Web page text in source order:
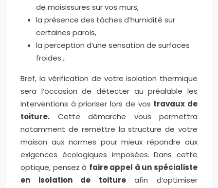
de moisissures sur vos murs,
la présence des tâches d’humidité sur
certaines parois,
la perception d’une sensation de surfaces
froides…
Bref, la vérification de votre isolation thermique
sera l’occasion de détecter au préalable les
interventions à prioriser lors de vos travaux de
toiture. Cette démarche vous permettra
notamment de remettre la structure de votre
maison aux normes pour mieux répondre aux
exigences écologiques imposées. Dans cette
optique, pensez à faire appel à un spécialiste
en isolation de toitureafin d’optimiser